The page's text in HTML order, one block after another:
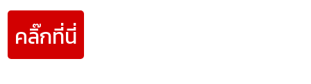
คลิ๊กที่นี่